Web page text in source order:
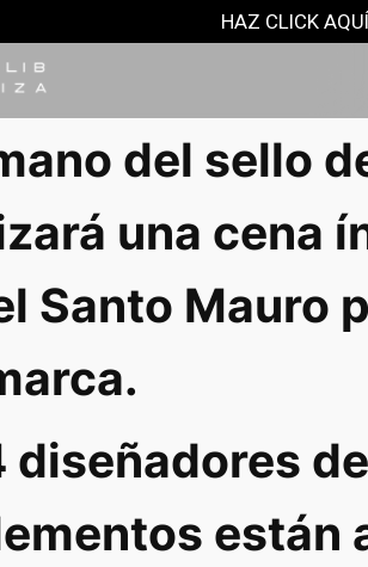
HAZ CLICK
del sello
una cena
Santo Mauro
diseñadores
están